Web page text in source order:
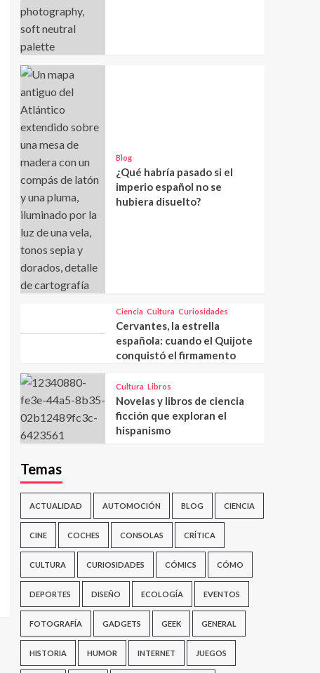
Blog
¿Qué habría pasado si el
imperio español no se
hubiera disuelto?
Ciencia Cultura Curiosidades
Cervantes, la estrella
española: cuando el Quijote
conquistó el firmamento
Cultura Libros
Novelas y libros de ciencia
ficción que exploran el
hispanismo
Temas
ACTUALIDAD AUTOMOCIÓN BLOG CIENCIA
CINE COCHES CONSOLAS CRÍTICA
CULTURA CURIOSIDADES CÓMICS CÓMO
DEPORTES DISEÑO ECOLOGÍA EVENTOS
FOTOGRAFÍA GADGETS GEEK GENERAL
HISTORIA HUMOR INTERNET JUEGOS